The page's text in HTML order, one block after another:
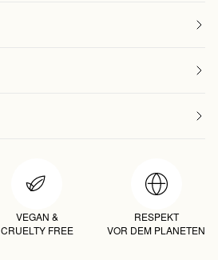
VEGAN &
CRUELTY FREE
RESPEKT
VOR DEM PLANETEN